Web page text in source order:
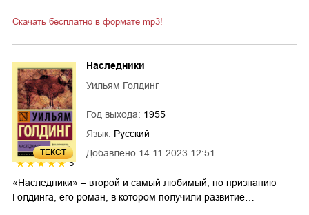
Скачать бесплатно в формате mp3!
ТЕКСТ
5
Добавлено 14.11.2023 12:51
Наследники
Уильям Голдинг
Год выхода: 1955
Язык: Русский
«Наследники» – второй и самый любимый, по признанию
Голдинга, его роман, в котором получили развитие…